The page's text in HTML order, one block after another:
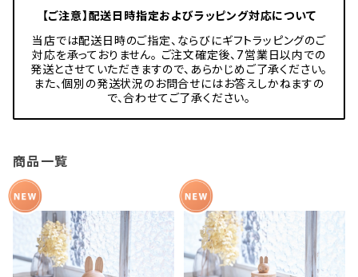
【ご注意】配送日時指定およびラッピング対応について
当店では配送日時のご指定、ならびにギフトラッピングのご
対応を承っておりません。 ご注文確定後、7営業日以内での
発送とさせていただきますので、あらかじめご了承ください。
また、個別の発送状況のお問合せにはお答えしかねますの
で、合わせてご了承ください。
商品一覧